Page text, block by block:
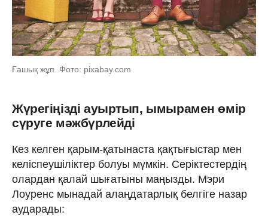
Ғашық жұп. Фото: pixabay.com
Жүрегіңізді ауыртып, ымырамен өмір
сүруге мәжбүрлейді
Кез келген қарым-қатынаста қақтығыстар мен
келіспеушіліктер болуы мүмкін. Серіктестердің
олардан қалай шығатыны маңызды. Мэри
Лоуренс мынадай алаңдатарлық белгіге назар
аударады: